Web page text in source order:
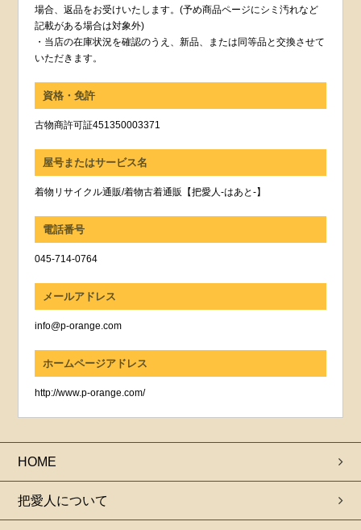
場合、返品をお受けいたします。(予め商品ページにシミ汚れなど
記載がある場合は対象外)
・当店の在庫状況を確認のうえ、新品、または同等品と交換させて
いただきます。
資格・免許
古物商許可証451350003371
屋号またはサービス名
着物リサイクル通販/着物古着通販【把愛人-はあと-】
電話番号
045-714-0764
メールアドレス
info@p-orange.com
ホームページアドレス
http://www.p-orange.com/
HOME
把愛人について